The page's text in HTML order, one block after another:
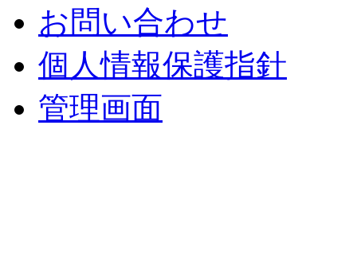
お問い合わせ
個人情報保護指針
管理画面